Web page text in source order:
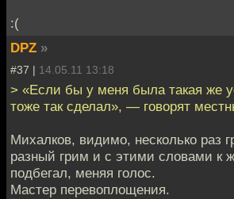
:(
DPZ »
#37 | 14.05.11 13:18
> «Если бы у меня была такая же
тоже так сделал», — говорят
Михалков, видимо, несколько раз
разный грим и с этими словами к
подбегал, меняя голос.
Мастер перевоплощения.